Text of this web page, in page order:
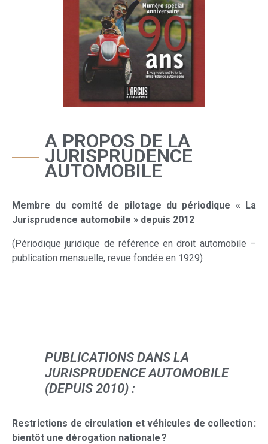
A PROPOS DE LA
JURISPRUDENCE
AUTOMOBILE
Membre du comité de pilotage du périodique « La
Jurisprudence automobile » depuis 2012
(Périodique juridique de référence en droit automobile –
publication mensuelle, revue fondée en 1929)
PUBLICATIONS DANS LA
JURISPRUDENCE AUTOMOBILE
(DEPUIS 2010) :
Restrictions de circulation et véhicules de collection :
bientôt une dérogation nationale ?